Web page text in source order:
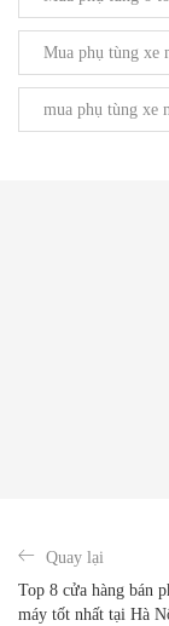
Mua phụ tùng xe
mua phụ tùng xe
Quay lại
Top 8 cửa hàng bán
máy tốt nhất tại Hà